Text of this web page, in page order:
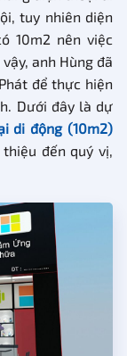
tuy nhiên diện
10m2 nên việc
anh Hùng đã
để thực hiện
Dưới đây là dự
di động (10m2)
đến quý vị,